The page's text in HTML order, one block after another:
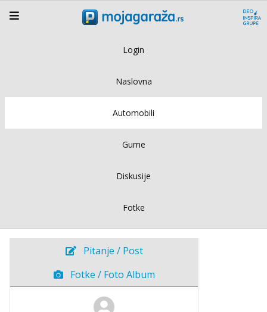
Login
Naslovna
Automobili
Gume
Diskusije
Fotke
Pitanje / Post
Fotke / Foto Album